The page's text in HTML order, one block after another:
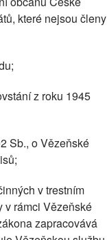
které nejsou členy
z roku 1945
Sb., o Vězeňské
v trestním
v rámci Vězeňské
zapracovává